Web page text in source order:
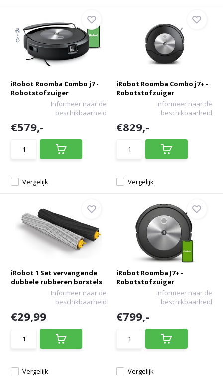
iRobot Roomba Combo j7 -
Robotstofzuiger
Vergelijk
Informeer naar de
beschikbaarheid
€579,-
iRobot Roomba Combo j7+ -
Robotstofzuiger
Vergelijk
Informeer naar de
beschikbaarheid
€829,-
iRobot 1 Set vervangende
dubbele rubberen borstels
Vergelijk
Informeer naar de
beschikbaarheid
€29,99
iRobot Roomba J7+ -
Robotstofzuiger
Vergelijk
Informeer naar de
beschikbaarheid
€799,-